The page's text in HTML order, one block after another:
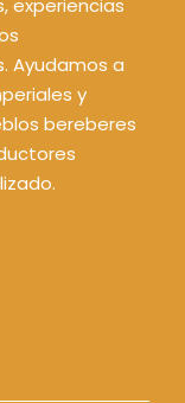
experiencias
Ayudamos a
y
bereberes